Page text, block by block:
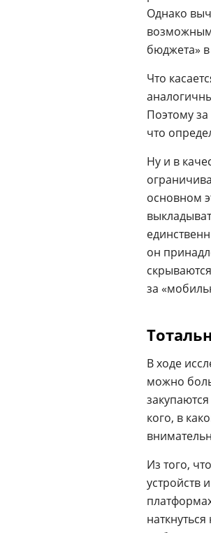
Однако
бюджета»
Что
Поэтому
что
Ну и в
основном
он
за
В ходе
можно
кого, в
Из того,
устройств